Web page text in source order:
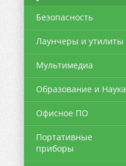
Безопасность
Лаунчеры и утилиты
Мультимедиа
Образование и Наука
Офисное ПО
Портативные
приборы